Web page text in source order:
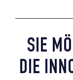
SIE
DIE